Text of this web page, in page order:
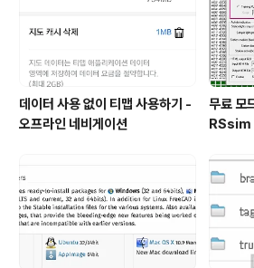
간이므로 1터미널 장기 주차장도 널널하지 않을까 싶
다..
데이터 사용 없이 티맵 사용하기 -
오프라인 네비게이션
무료 모
RSsim